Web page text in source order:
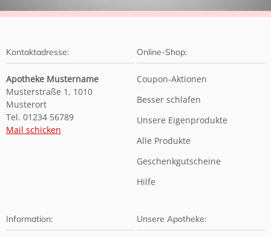
Kontaktadresse:
Apotheke Mustername
Musterstraße 1, 1010
Musterort
Tel. 01234 56789
Mail schicken
Online-Shop:
Coupon-Aktionen
Besser schlafen
Unsere Eigenprodukte
Alle Produkte
Geschenkgutscheine
Hilfe
Information: Unsere Apotheke: